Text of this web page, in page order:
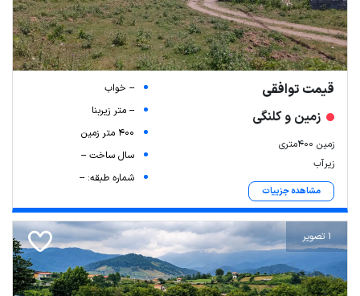
قیمت توافقی
زمین و کلنگی
زمین ۴۰۰متری
زیرآب
مشاهده جزییات
-- خواب
-- متر زیربنا
400 متر زمین
سال ساخت --
شماره طبقه: --
1 تصویر